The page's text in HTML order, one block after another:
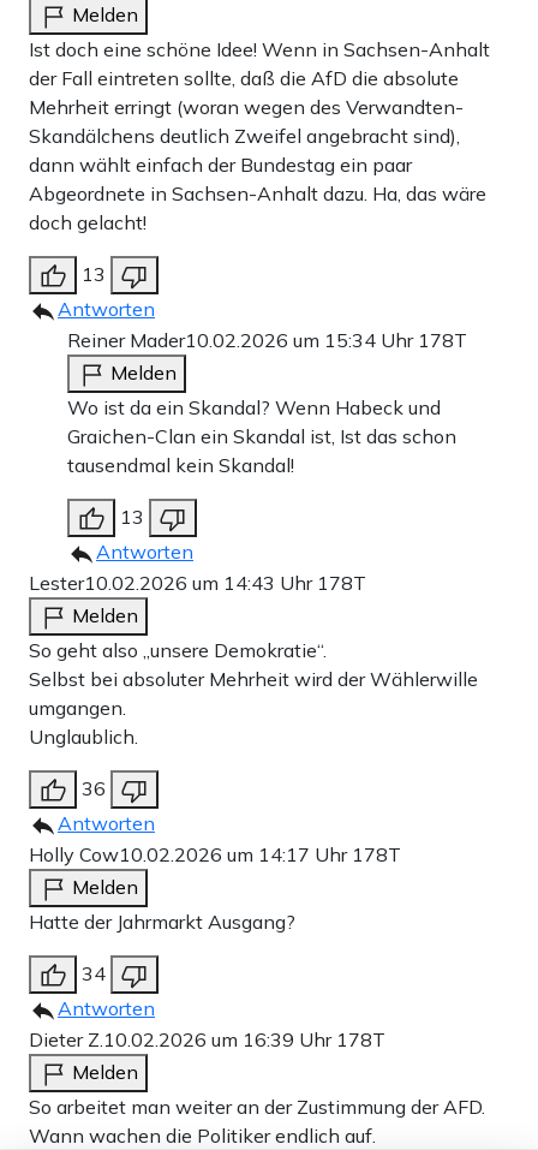
Melden
Ist doch eine schöne Idee! Wenn in Sachsen-Anhalt
der Fall eintreten sollte, daß die AfD die absolute
Mehrheit erringt (woran wegen des Verwandten-
Skandälchens deutlich Zweifel angebracht sind),
dann wählt einfach der Bundestag ein paar
Abgeordnete in Sachsen-Anhalt dazu. Ha, das wäre
doch gelacht!
13
Antworten
Reiner Mader10.02.2026 um 15:34 Uhr 178T
Melden
Wo ist da ein Skandal? Wenn Habeck und
Graichen-Clan ein Skandal ist, Ist das schon
tausendmal kein Skandal!
13
Antworten
Lester10.02.2026 um 14:43 Uhr 178T
Melden
So geht also „unsere Demokratie“.
Selbst bei absoluter Mehrheit wird der Wählerwille
umgangen.
Unglaublich.
36
Antworten
Holly Cow10.02.2026 um 14:17 Uhr 178T
Melden
Hatte der Jahrmarkt Ausgang?
34
Antworten
Dieter Z. 10.02.2026 um 16:39 Uhr 178T
Melden
So arbeitet man weiter an der Zustimmung der AFD.
Wann wachen die Politiker endlich auf.